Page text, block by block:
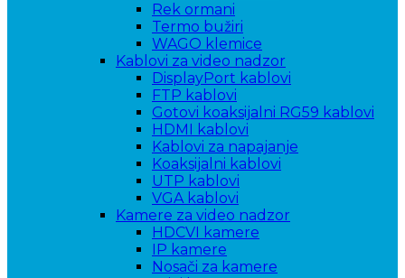
Rek ormani
Termo bužiri
WAGO klemice
Kablovi za video nadzor
DisplayPort kablovi
FTP kablovi
Gotovi koaksijalni RG59 kablovi
HDMI kablovi
Kablovi za napajanje
Koaksijalni kablovi
UTP kablovi
VGA kablovi
Kamere za video nadzor
HDCVI kamere
IP kamere
Nosači za kamere